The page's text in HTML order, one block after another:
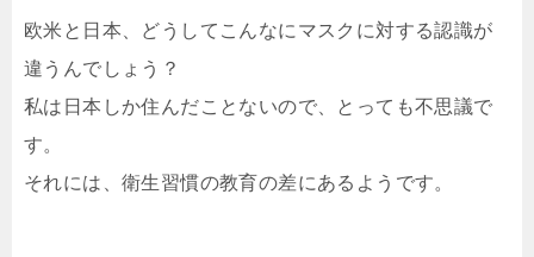
欧米と日本、どうしてこんなにマスクに対する認識が
違うんでしょう？
私は日本しか住んだことないので、とっても不思議で
す。
それには、衛生習慣の教育の差にあるようです。